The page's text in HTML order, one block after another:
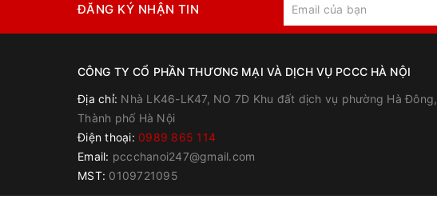
ĐĂNG KÝ NHẬN TIN
CÔNG TY CỔ PHẦN THƯƠNG MẠI VÀ DỊCH VỤ PCCC HÀ NỘI
Địa chỉ: Nhà LK46-LK47, NO 7D Khu đất dịch vụ phường Hà Đông,
Thành phố Hà Nội
Điện thoại: 0989 865 114
Email: pccchanoi247@gmail.com
MST: 0109721095